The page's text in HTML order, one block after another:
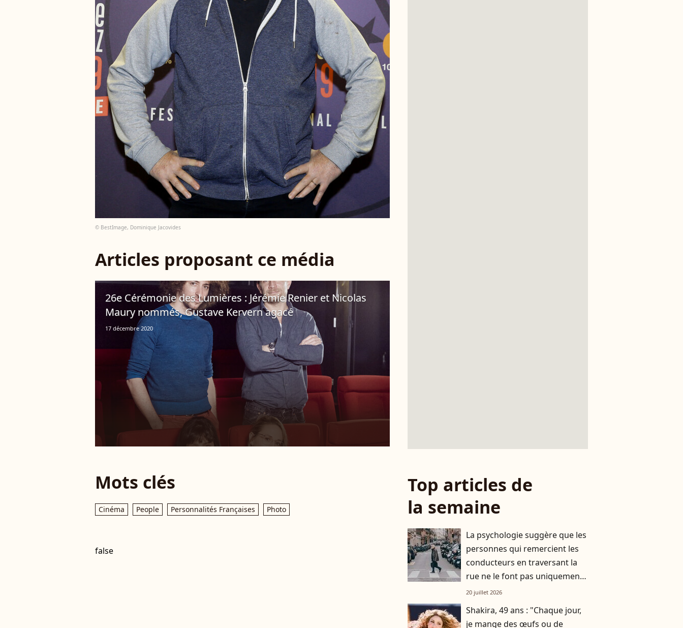
© BestImage, Dominique Jacovides
Articles proposant ce média
26e Cérémonie des Lumières : Jérémie Renier et Nicolas
Maury nommés, Gustave Kervern agacé
17 décembre 2020
Mots clés
Cinéma People Personnalités Françaises Photo
false
Top articles de
la semaine
La psychologie suggère que les
personnes qui remercient les
conducteurs en traversant la
rue ne le font pas uniquement
par gratitude
20 juillet 2026
Shakira, 49 ans : "Chaque jour,
je mange des œufs ou de